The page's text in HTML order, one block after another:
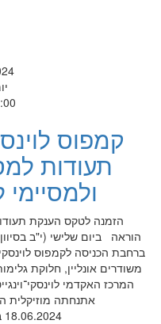
קמפוס
תעודות
ולמסיימי
הזמנה לטקס הענקת תעודות
ברחבת הכניסה לקמפוס
משודרים אונליין, חלוקת
המרכז האקדמי
אתנחתה מוזיקלית
18.06.2024 בשעה 21:00-18:00